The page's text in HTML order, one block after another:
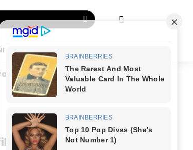
Dr. Bunyamin Yapid di Kairo: Tak
JMSI
x